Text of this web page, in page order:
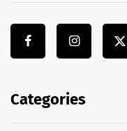
Categories